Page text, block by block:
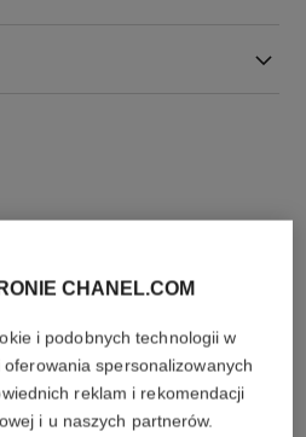
POŁĄCZENIE
CHANEL.COM
i podobnych technologii w
spersonalizowanych
reklam i rekomendacji
i u naszych partnerów.